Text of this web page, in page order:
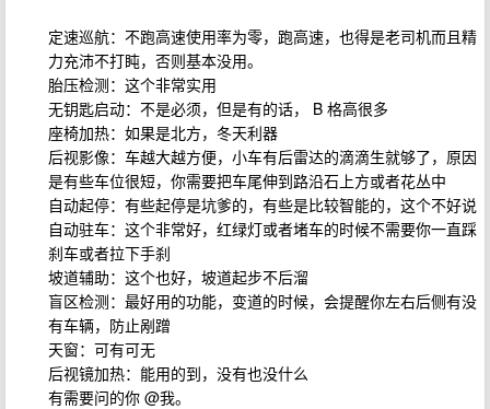
定速巡航：不跑高速使用率为零，跑高速，也得是老司机而且精
力充沛不打盹，否则基本没用。
胎压检测：这个非常实用
无钥匙启动：不是必须，但是有的话， B 格高很多
座椅加热：如果是北方，冬天利器
后视影像：车越大越方便，小车有后雷达的滴滴生就够了，原因
是有些车位很短，你需要把车尾伸到路沿石上方或者花丛中
自动起停：有些起停是坑爹的，有些是比较智能的，这个不好说
自动驻车：这个非常好，红绿灯或者堵车的时候不需要你一直踩
刹车或者拉下手刹
坡道辅助：这个也好，坡道起步不后溜
盲区检测：最好用的功能，变道的时候，会提醒你左右后侧有没
有车辆，防止剐蹭
天窗：可有可无
后视镜加热：能用的到，没有也没什么
有需要问的你 @我。